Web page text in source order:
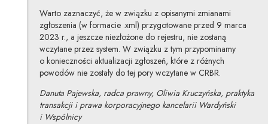
Warto zaznaczyć, że w związku z opisanymi zmianami
zgłoszenia (w formacie .xml) przygotowane przed 9 marca
2023 r., a jeszcze niezłożone do rejestru, nie zostaną
wczytane przez system. W związku z tym przypominamy
o konieczności aktualizacji zgłoszeń, które z różnych
powodów nie zostały do tej pory wczytane w CRBR.
Danuta Pajewska, radca prawny, Oliwia Kruczyńska, praktyka
transakcji i prawa korporacyjnego kancelarii Wardyński
i Wspólnicy